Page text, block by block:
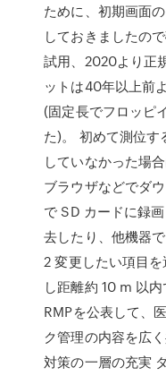
ために、初期画面
しておきましたの
試用、2020より正
ットは40年以上前
(固定長でフロッピ
た)。 初めて測位す
していなかった場
ブラウザなどでダ
で SD カードに録
去したり、他機器
2 変更したい項目
し距離約 10 m 以内
RMPを公表して、
ク管理の内容を広
対策の一層の充実